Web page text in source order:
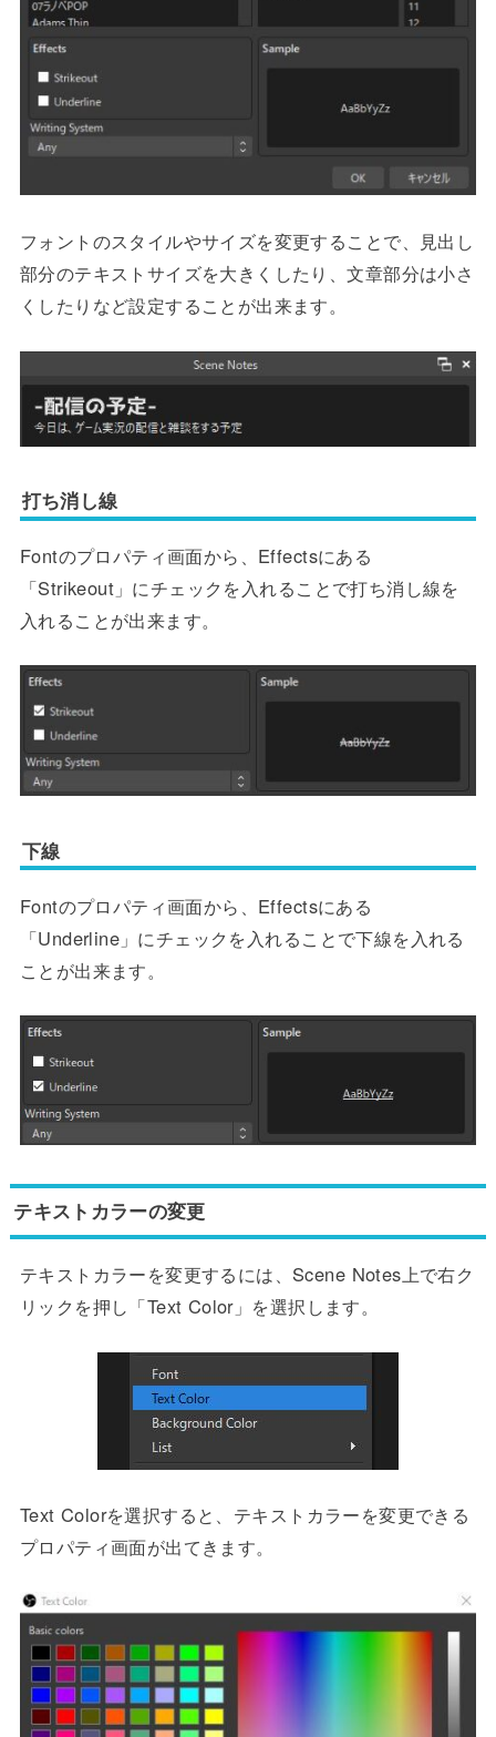
フォントのスタイルやサイズを変更することで、見出し
部分のテキストサイズを大きくしたり、文章部分は小さ
くしたりなど設定することが出来ます。
打ち消し線
Fontのプロパティ画面から、Effectsにある
「Strikeout」にチェックを入れることで打ち消し線を
入れることが出来ます。
下線
Fontのプロパティ画面から、Effectsにある
「Underline」にチェックを入れることで下線を入れる
ことが出来ます。
テキストカラーの変更
テキストカラーを変更するには、Scene Notes上で右ク
リックを押し「Text Color」を選択します。
Text Colorを選択すると、テキストカラーを変更できる
プロパティ画面が出てきます。